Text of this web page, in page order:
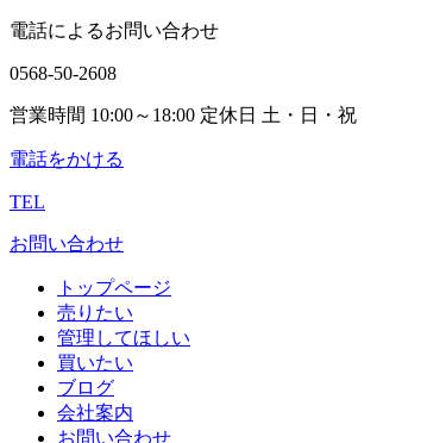
電話によるお問い合わせ
0568-50-2608
営業時間 10:00～18:00 定休日 土・日・祝
電話をかける
TEL
お問い合わせ
トップページ
売りたい
管理してほしい
買いたい
ブログ
会社案内
お問い合わせ